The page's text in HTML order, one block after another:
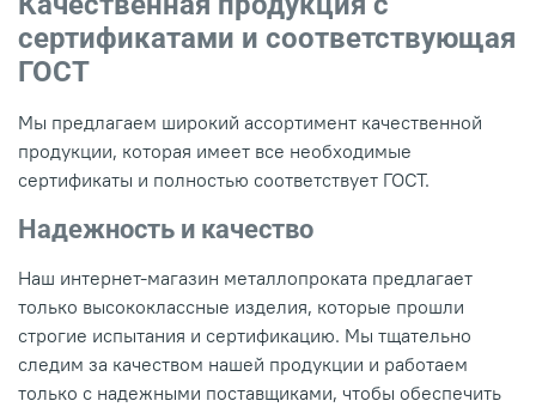
сертификатами и соответствующая
ГОСТ
Мы предлагаем широкий ассортимент качественной
продукции, которая имеет все необходимые
сертификаты и полностью соответствует ГОСТ.
Надежность и качество
Наш интернет-магазин металлопроката предлагает
только высококлассные изделия, которые прошли
строгие испытания и сертификацию. Мы тщательно
следим за качеством нашей продукции и работаем
только с надежными поставщиками, чтобы обеспечить